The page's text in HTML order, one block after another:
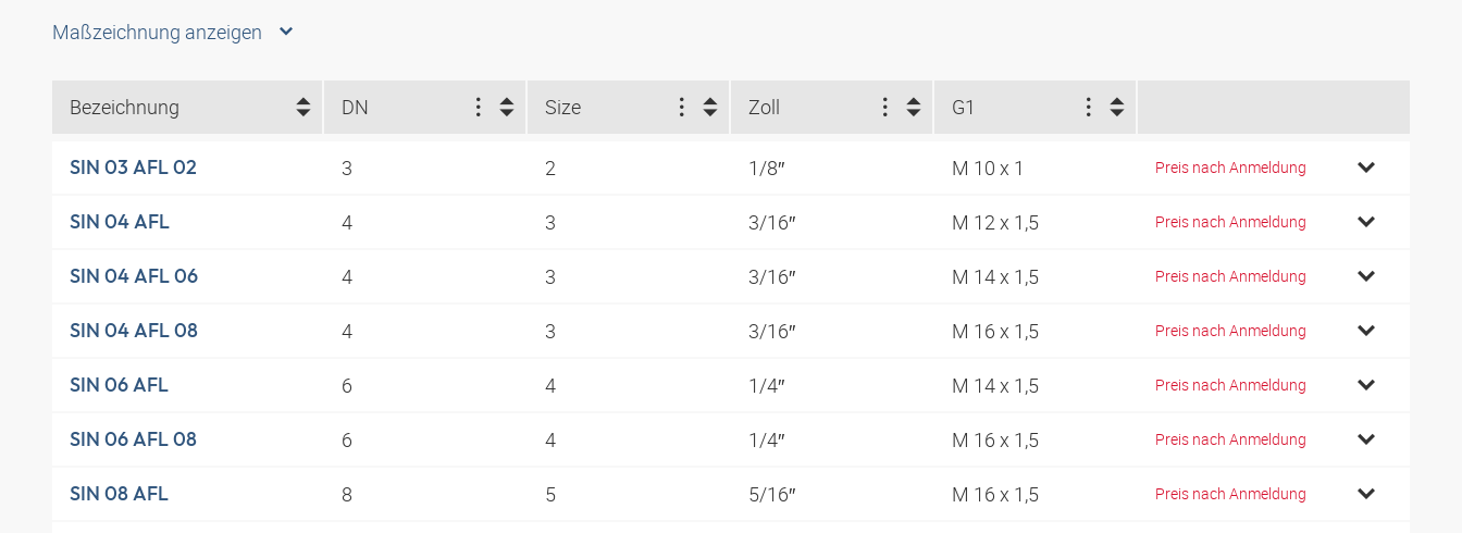
Maßzeichnung anzeigen
Bezeichnung DN Size Zoll G1
SIN 03 AFL 02 3 2 1/8″ M 10 x 1 Preis nach Anmeldung
SIN 04 AFL 4 3 3/16″ M 12 x 1,5 Preis nach Anmeldung
SIN 04 AFL 06 4 3 3/16″ M 14 x 1,5 Preis nach Anmeldung
SIN 04 AFL 08 4 3 3/16″ M 16 x 1,5 Preis nach Anmeldung
SIN 06 AFL 6 4 1/4″ M 14 x 1,5 Preis nach Anmeldung
SIN 06 AFL 08 6 4 1/4″ M 16 x 1,5 Preis nach Anmeldung
SIN 08 AFL 8 5 5/16″ M 16 x 1,5 Preis nach Anmeldung